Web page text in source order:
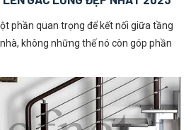
phần quan trọng để kết nối giữa tầng
không những thế nó còn góp phần
thiết kế cầu thang vừa hiện đại, ấn
nhà của bạn, hãy tham khảo 20 mẫu
lửng đẹp nhất 2023 nhé!